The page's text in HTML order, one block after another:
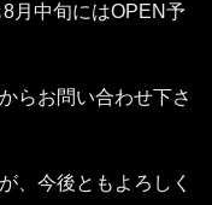
月中旬にはOPEN予
からお問い合わせ下さ
、今後ともよろしく